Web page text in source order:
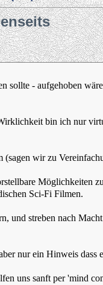
sollte - aufgehoben
bin ich nur
(sagen wir zu
Möglichkeiten
Sci-Fi Filmen.
streben nach
nur ein Hinweis dass
uns sanft per 'mind